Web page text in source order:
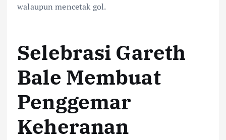
walaupun mencetak gol.
Selebrasi Gareth
Bale Membuat
Penggemar
Keheranan